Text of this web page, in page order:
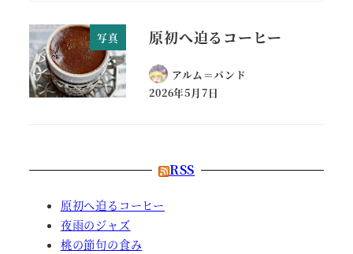
写真 原初へ迫るコーヒー
アルム＝バンド
2026年5月7日
RSS
原初へ迫るコーヒー
夜雨のジャズ
桃の節句の食み